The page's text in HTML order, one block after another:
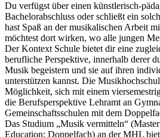
Du verfügst über einen künstlerisch-
Bachelorabschluss oder schließt ein
hast Spaß an der musikalischen Arbeit
möchtest dort wirken, wo alle jungen
Der Kontext Schule bietet dir eine
berufliche Perspektive, innerhalb derer
Musik begeistern und sie auf ihren
unterstützen kannst. Die
Möglichkeit, sich mit einem
die Berufsperspektive Lehramt an
Gemeinschaftsschulen mit dem
Das Studium „Musik vermitteln“
Education: Doppelfach) an der MHL